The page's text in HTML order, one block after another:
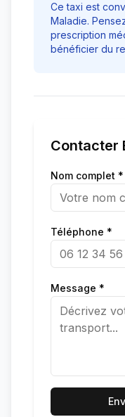
Ce taxi est
Maladie.
prescription
bénéficier du
Contacter
Nom complet *
Téléphone *
Message *